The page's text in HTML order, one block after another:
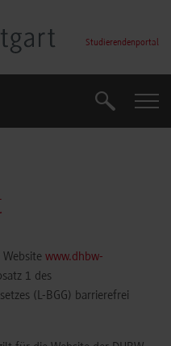
Studierendenportal
Suche
www.dhbw-
1 des
(L-BGG) barrierefrei